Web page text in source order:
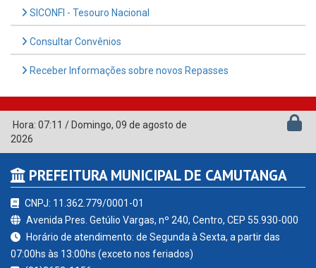
SICONFI - Tesouro Nacional
Consultar Convênios
Receber Informações sobre novos Repasses
Hora: 07:11 / Domingo, 09 de agosto de
2026
PREFEITURA MUNICIPAL DE CAMUTANGA
CNPJ: 11.362.779/0001-01
Avenida Pres. Getúlio Vargas, nº 240, Centro, CEP 55.930-000
Horário de atendimento: de Segunda à Sexta, a partir das
07:00hs às 13:00hs (exceto nos feriados)